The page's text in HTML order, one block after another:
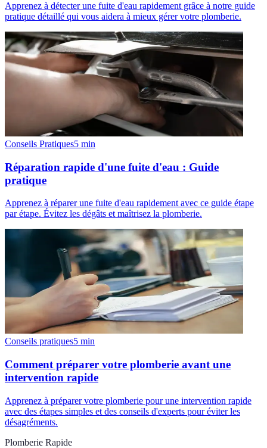
Apprenez à détecter une fuite d'eau rapidement grâce à notre guide
pratique détaillé qui vous aidera à mieux gérer votre plomberie.
Conseils Pratiques5 min
Réparation rapide d'une fuite d'eau : Guide
pratique
Apprenez à réparer une fuite d'eau rapidement avec ce guide étape
par étape. Évitez les dégâts et maîtrisez la plomberie.
Conseils pratiques5 min
Comment préparer votre plomberie avant une
intervention rapide
Apprenez à préparer votre plomberie pour une intervention rapide
avec des étapes simples et des conseils d'experts pour éviter les
désagréments.
Plomberie Rapide